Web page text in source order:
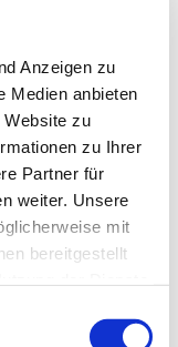
Anzeigen zu
Medien anbieten
Website zu
zu Ihrer
Partner für
weiter. Unsere
mit
bereitgestellt